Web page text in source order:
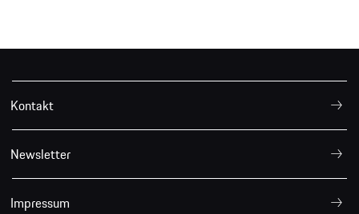
Kontakt
Newsletter
Impressum